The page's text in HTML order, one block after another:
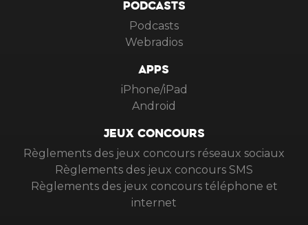
PODCASTS
Podcasts
Webradios
APPS
iPhone/iPad
Android
JEUX CONCOURS
Règlements des jeux concours réseaux sociaux
Règlements des jeux concours SMS
Règlements des jeux concours téléphone et
internet